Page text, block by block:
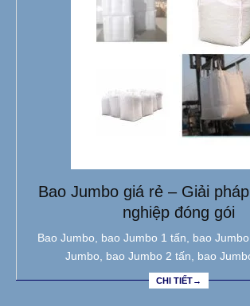
Bao Jumbo giá rẻ – Giải
nghiệp đóng gói
Bao Jumbo, bao Jumbo 1 tấn, bao
Jumbo, bao Jumbo 2 tấn, bao
CHI TIẾT→